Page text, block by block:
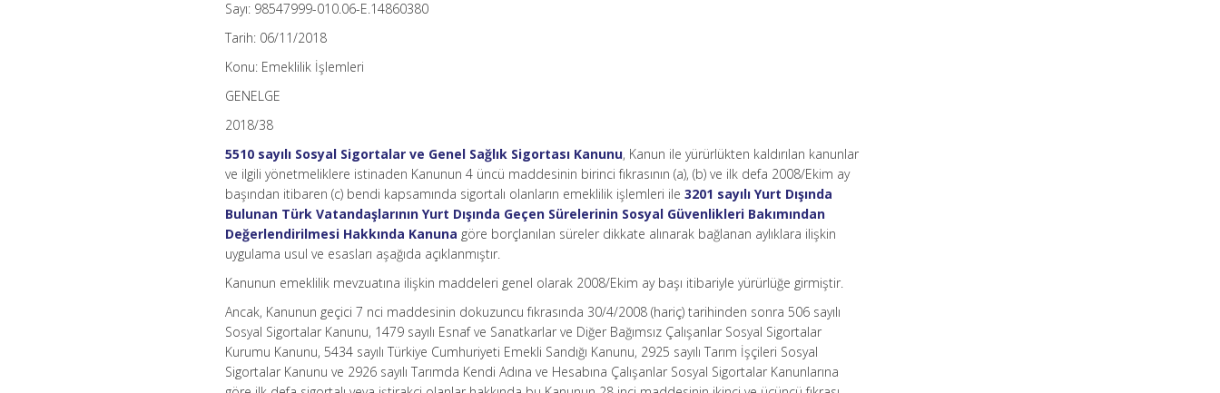
Sayı: 98547999-010.06-E.14860380
Tarih: 06/11/2018
Konu: Emeklilik İşlemleri
GENELGE
2018/38
5510 sayılı Sosyal Sigortalar ve Genel Sağlık Sigortası Kanunu, Kanun ile yürürlükten kaldırılan kanunlar
ve ilgili yönetmeliklere istinaden Kanunun 4 üncü maddesinin birinci fıkrasının (a), (b) ve ilk defa 2008/Ekim ay
başından itibaren (c) bendi kapsamında sigortalı olanların emeklilik işlemleri ile3201 sayılı Yurt Dışında
Bulunan Türk Vatandaşlarının Yurt Dışında Geçen Sürelerinin Sosyal Güvenlikleri Bakımından
Değerlendirilmesi Hakkında Kanuna göre borçlanılan süreler dikkate alınarak bağlanan aylıklara ilişkin
uygulama usul ve esasları aşağıda açıklanmıştır.
Kanunun emeklilik mevzuatına ilişkin maddeleri genel olarak 2008/Ekim ay başı itibariyle yürürlüğe girmiştir.
Ancak, Kanunun geçici 7 nci maddesinin dokuzuncu fıkrasında 30/4/2008 (hariç) tarihinden sonra 506 sayılı
Sosyal Sigortalar Kanunu, 1479 sayılı Esnaf ve Sanatkarlar ve Diğer Bağımsız Çalışanlar Sosyal Sigortalar
Kurumu Kanunu, 5434 sayılı Türkiye Cumhuriyeti Emekli Sandığı Kanunu, 2925 sayılı Tarım İşçileri Sosyal
Sigortalar Kanunu ve 2926 sayılı Tarımda Kendi Adına ve Hesabına Çalışanlar Sosyal Sigortalar Kanunlarına